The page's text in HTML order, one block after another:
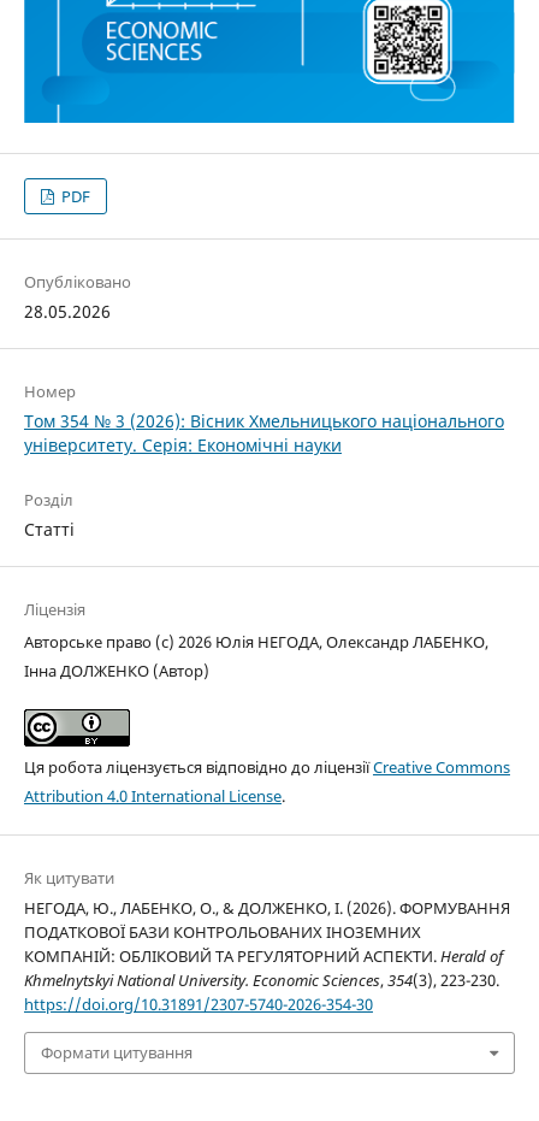
PDF
Опубліковано
28.05.2026
Номер
Том 354 № 3 (2026): Вісник Хмельницького національного
університету. Серія: Економічні науки
Розділ
Статті
Ліцензія
Авторське право (c) 2026 Юлія НЕГОДА, Олександр ЛАБЕНКО,
Інна ДОЛЖЕНКО (Автор)
Ця робота ліцензується відповідно до ліцензіїCreative Commons
Attribution 4.0 International License.
Як цитувати
НЕГОДА, Ю., ЛАБЕНКО, О., & ДОЛЖЕНКО, І. (2026). ФОРМУВАННЯ
ПОДАТКОВОЇ БАЗИ КОНТРОЛЬОВАНИХ ІНОЗЕМНИХ
КОМПАНІЙ: ОБЛІКОВИЙ ТА РЕГУЛЯТОРНИЙ АСПЕКТИ.Herald of
Khmelnytskyi National University. Economic Sciences,354(3), 223-230.
https://doi.org/10.31891/2307-5740-2026-354-30
Формати цитування